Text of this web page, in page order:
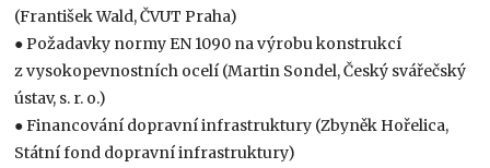
(František Wald, ČVUT Praha)
● Požadavky normy EN 1090 na výrobu konstrukcí
z vysokopevnostních ocelí (Martin Sondel, Český svářečský
ústav, s. r. o.)
● Financování dopravní infrastruktury (Zbyněk Hořelica,
Státní fond dopravní infrastruktury)